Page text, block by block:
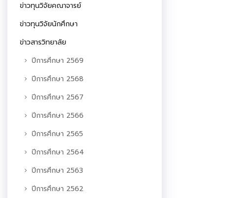
ข่าวทุนวิจัยคณาจารย์
ข่าวทุนวิจัยนักศึกษา
ข่าวสารวิทยาลัย
ปีการศึกษา 2569
ปีการศึกษา 2568
ปีการศึกษา 2567
ปีการศึกษา 2566
ปีการศึกษา 2565
ปีการศึกษา 2564
ปีการศึกษา 2563
ปีการศึกษา 2562